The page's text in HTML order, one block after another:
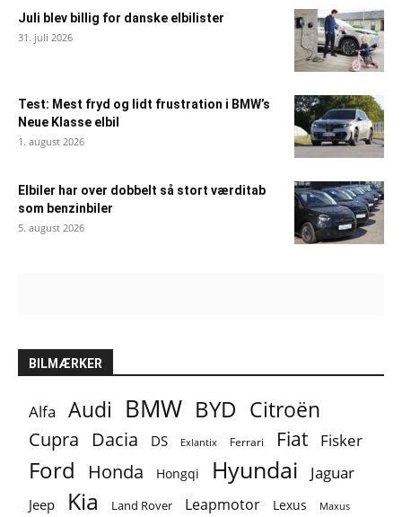
Juli blev billig for danske elbilister
31. juli 2026
Test: Mest fryd og lidt frustration i BMW’s
Neue Klasse elbil
1. august 2026
Elbiler har over dobbelt så stort værditab
som benzinbiler
5. august 2026
BILMÆRKER
Alfa Audi BMW BYD Citroën
Cupra Dacia DS Exlantix Ferrari Fiat Fisker
Ford Honda Hongqi Hyundai Jaguar
Jeep Kia Land Rover Leapmotor Lexus Maxus